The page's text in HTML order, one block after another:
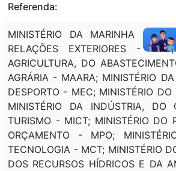
Referenda:
MINISTÉRIO DA MARINHA - MM;
RELAÇÕES EXTERIORES -
AGRICULTURA, DO
AGRÁRIA - MAARA; MINISTÉRIO
DESPORTO - MEC; MINISTÉRIO
MINISTÉRIO DA INDÚSTRIA, DO
TURISMO - MICT; MINISTÉRIO DO
ORÇAMENTO - MPO;
TECNOLOGIA - MCT; MINISTÉRIO
DOS RECURSOS HÍDRICOS E DA